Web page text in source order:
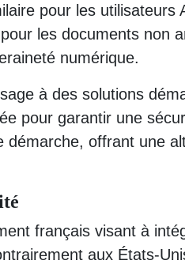
pour les utilisateurs
les documents non
numérique.
à des solutions
pour garantir une
démarche, offrant une
français visant à
aux États-